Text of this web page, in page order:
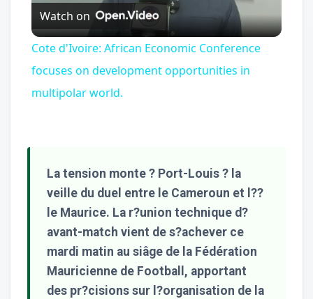
Video
Watch on
Cote d'Ivoire: African Economic Conference
focuses on development opportunities in
multipolar world.
La tension monte ? Port-Louis ? la
veille du duel entre le Cameroun et l??
le Maurice. La r?union technique d?
avant-match vient de s?achever ce
mardi matin au siâge de la Fédération
Mauricienne de Football, apportant
des pr?cisions sur l?organisation de la